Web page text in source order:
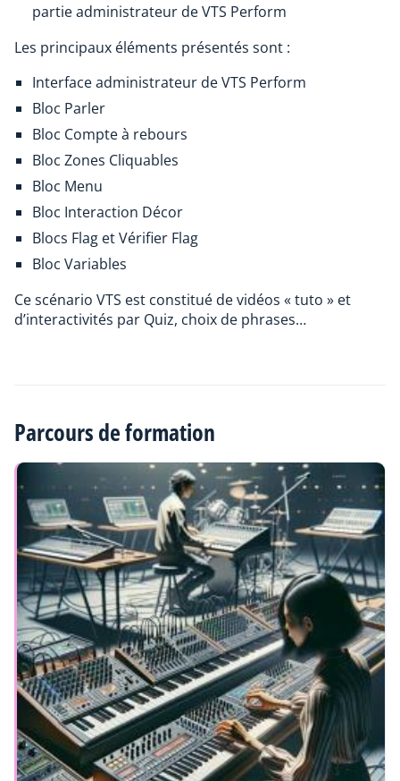
partie administrateur de VTS Perform
Les principaux éléments présentés sont :
Interface administrateur de VTS Perform
Bloc Parler
Bloc Compte à rebours
Bloc Zones Cliquables
Bloc Menu
Bloc Interaction Décor
Blocs Flag et Vérifier Flag
Bloc Variables
Ce scénario VTS est constitué de vidéos « tuto » et
d’interactivités par Quiz, choix de phrases…
Parcours de formation